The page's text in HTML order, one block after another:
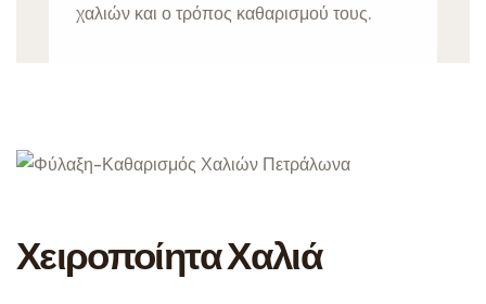
χαλιών και ο τρόπος καθαρισμού τους.
Χειροποίητα Χαλιά